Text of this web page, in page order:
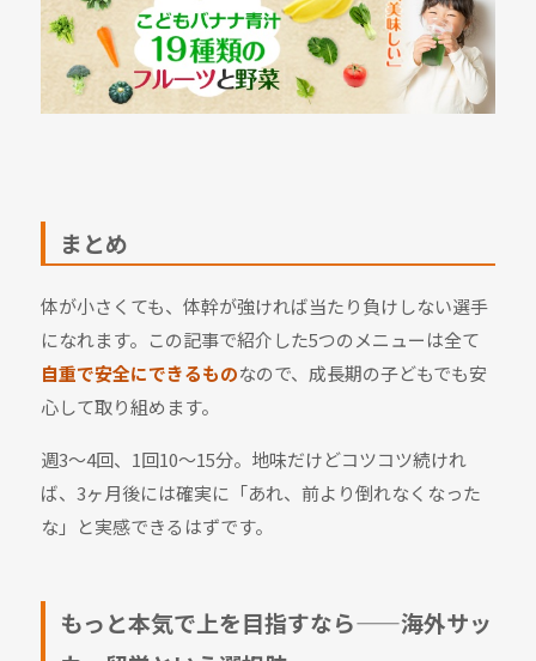
まとめ
体が小さくても、体幹が強ければ当たり負けしない選手
になれます。この記事で紹介した5つのメニューは全て
自重で安全にできるものなので、成長期の子どもでも安
心して取り組めます。
週3〜4回、1回10〜15分。地味だけどコツコツ続けれ
ば、3ヶ月後には確実に「あれ、前より倒れなくなった
な」と実感できるはずです。
もっと本気で上を目指すなら——海外サッ